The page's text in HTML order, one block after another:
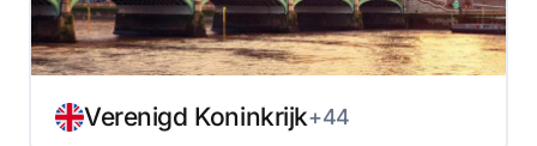
Verenigd Koninkrijk+44